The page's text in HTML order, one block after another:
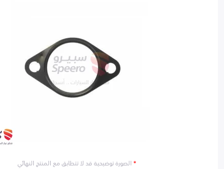
*الصورة توضيحية قد لا تتطابق مع المنتج النهائي